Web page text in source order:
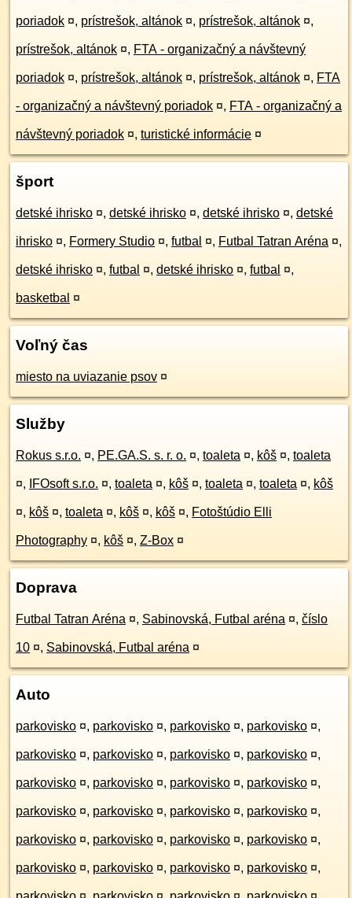
poriadok ¤, prístrešok, altánok ¤, prístrešok, altánok ¤,
prístrešok, altánok ¤, FTA - organizačný a návštevný
poriadok ¤, prístrešok, altánok ¤, prístrešok, altánok ¤, FTA
- organizačný a návštevný poriadok ¤, FTA - organizačný a
návštevný poriadok ¤, turistické informácie ¤
šport
detské ihrisko ¤, detské ihrisko ¤, detské ihrisko ¤, detské
ihrisko ¤, Formery Studio ¤, futbal ¤, Futbal Tatran Aréna ¤,
detské ihrisko ¤, futbal ¤, detské ihrisko ¤, futbal ¤,
basketbal ¤
Voľný čas
miesto na uviazanie psov ¤
Služby
Rokus s.r.o. ¤, PE.GA.S. s. r. o. ¤, toaleta ¤, kôš ¤, toaleta
¤, IFOsoft s.r.o. ¤, toaleta ¤, kôš ¤, toaleta ¤, toaleta ¤, kôš
¤, kôš ¤, toaleta ¤, kôš ¤, kôš ¤, Fotoštúdio Elli
Photography ¤, kôš ¤, Z-Box ¤
Doprava
Futbal Tatran Aréna ¤, Sabinovská, Futbal aréna ¤, číslo
10 ¤, Sabinovská, Futbal aréna ¤
Auto
parkovisko ¤, parkovisko ¤, parkovisko ¤, parkovisko ¤,
parkovisko ¤, parkovisko ¤, parkovisko ¤, parkovisko ¤,
parkovisko ¤, parkovisko ¤, parkovisko ¤, parkovisko ¤,
parkovisko ¤, parkovisko ¤, parkovisko ¤, parkovisko ¤,
parkovisko ¤, parkovisko ¤, parkovisko ¤, parkovisko ¤,
parkovisko ¤, parkovisko ¤, parkovisko ¤, parkovisko ¤,